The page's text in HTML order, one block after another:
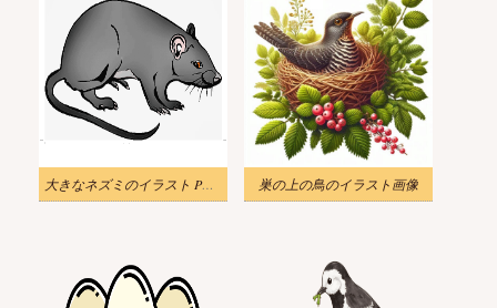
大きなネズミのイラスト PNG イメージ 巣の上の鳥のイラスト画像